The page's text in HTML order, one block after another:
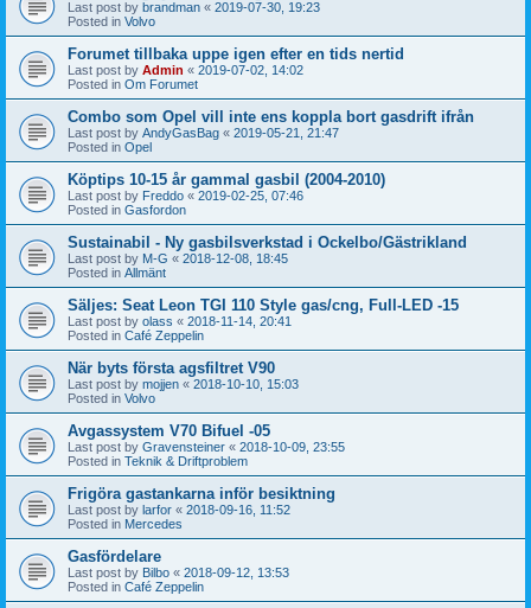
Last post by brandman « 2019-07-30, 19:23
Posted in Volvo
Forumet tillbaka uppe igen efter en tids nertid
Last post by Admin « 2019-07-02, 14:02
Posted in Om Forumet
Combo som Opel vill inte ens koppla bort gasdrift ifrån
Last post by AndyGasBag « 2019-05-21, 21:47
Posted in Opel
Köptips 10-15 år gammal gasbil (2004-2010)
Last post by Freddo « 2019-02-25, 07:46
Posted in Gasfordon
Sustainabil - Ny gasbilsverkstad i Ockelbo/Gästrikland
Last post by M-G « 2018-12-08, 18:45
Posted in Allmänt
Säljes: Seat Leon TGI 110 Style gas/cng, Full-LED -15
Last post by olass « 2018-11-14, 20:41
Posted in Café Zeppelin
När byts första agsfiltret V90
Last post by mojjen « 2018-10-10, 15:03
Posted in Volvo
Avgassystem V70 Bifuel -05
Last post by Gravensteiner « 2018-10-09, 23:55
Posted in Teknik & Driftproblem
Frigöra gastankarna inför besiktning
Last post by larfor « 2018-09-16, 11:52
Posted in Mercedes
Gasfördelare
Last post by Bilbo « 2018-09-12, 13:53
Posted in Café Zeppelin